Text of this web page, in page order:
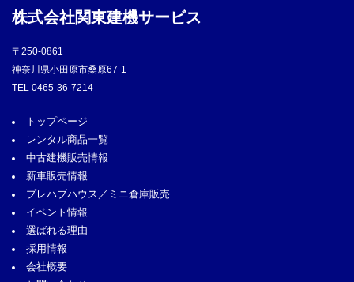
株式会社関東建機サービス
〒250-0861
神奈川県小田原市桑原67-1
TEL 0465-36-7214
トップページ
レンタル商品一覧
中古建機販売情報
新車販売情報
プレハブハウス／ミニ倉庫販売
イベント情報
選ばれる理由
採用情報
会社概要